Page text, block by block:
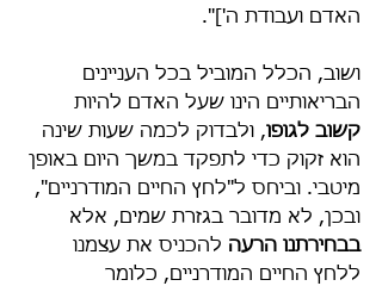
האדם ועבודת ה']".
ושוב, הכלל המוביל בכל העניינים
הבריאותיים הינו שעל האדם להיות
קשוב לגופו, ולבדוק לכמה שעות שינה
הוא זקוק כדי לתפקד במשך היום באופן
מיטבי. וביחס ל"לחץ החיים המודרניים",
ובכן, לא מדובר בגזרת שמים, אלא
בבחירתנו הרעה להכניס את עצמנו
ללחץ החיים המודרניים, כלומר